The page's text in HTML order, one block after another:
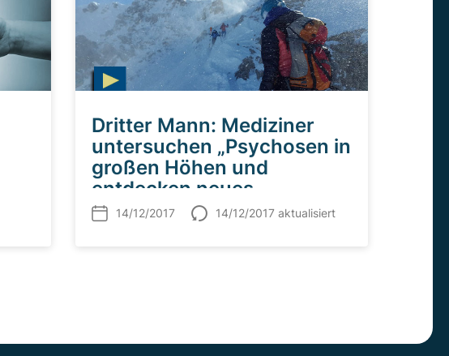
Dritter Mann: Mediziner
untersuchen „Psychosen in
großen Höhen und
entdecken neues
Krankheitsbild“
14/12/2017 14/12/2017 aktualisiert